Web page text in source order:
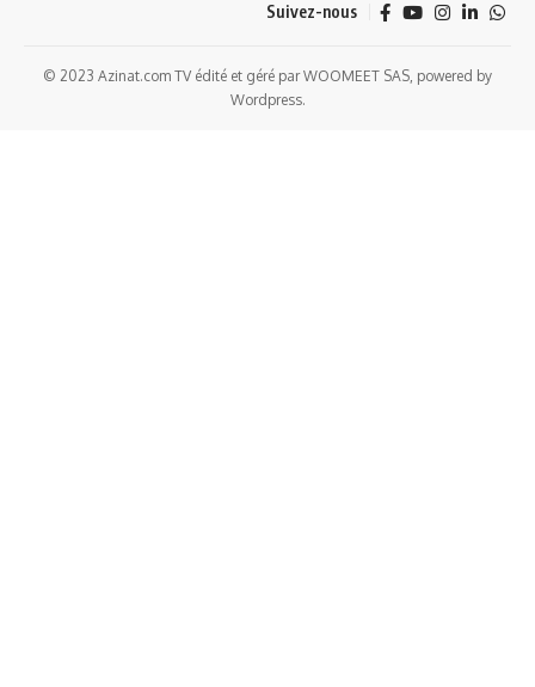
Suivez-nous
© 2023 Azinat.com TV édité et géré par WOOMEET SAS, powered by
Wordpress.